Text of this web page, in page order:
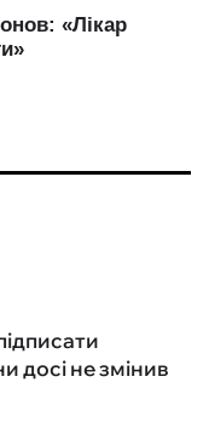
досі не змінив